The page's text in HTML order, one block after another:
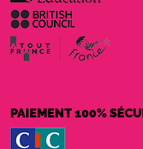
PAIEMENT 100%